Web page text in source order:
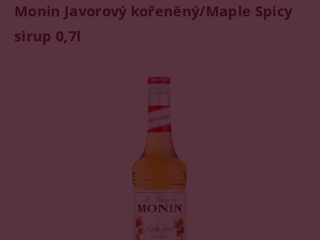
Monin Javorový kořeněný/Maple Spicy
sirup 0,7l